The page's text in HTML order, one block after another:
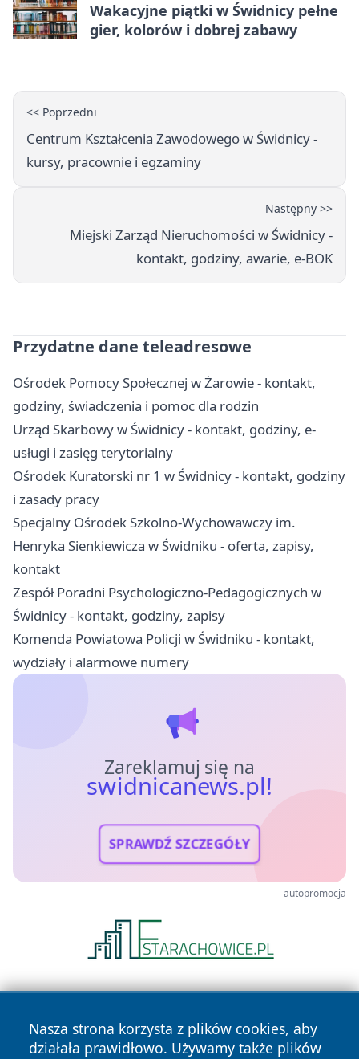
Wakacyjne piątki w Świdnicy pełne
gier, kolorów i dobrej zabawy
<< Poprzedni
Centrum Kształcenia Zawodowego w Świdnicy -
kursy, pracownie i egzaminy
Następny >>
Miejski Zarząd Nieruchomości w Świdnicy -
kontakt, godziny, awarie, e-BOK
Przydatne dane teleadresowe
Ośrodek Pomocy Społecznej w Żarowie - kontakt,
godziny, świadczenia i pomoc dla rodzin
Urząd Skarbowy w Świdnicy - kontakt, godziny, e-
usługi i zasięg terytorialny
Ośrodek Kuratorski nr 1 w Świdnicy - kontakt, godziny
i zasady pracy
Specjalny Ośrodek Szkolno-Wychowawczy im.
Henryka Sienkiewicza w Świdniku - oferta, zapisy,
kontakt
Zespół Poradni Psychologiczno-Pedagogicznych w
Świdnicy - kontakt, godziny, zapisy
Komenda Powiatowa Policji w Świdniku - kontakt,
wydziały i alarmowe numery
Zareklamuj się na
swidnicanews.pl!
SPRAWDŹ SZCZEGÓŁY
autopromocja
Nasza strona korzysta z plików cookies, aby
działała prawidłowo. Używamy także plików